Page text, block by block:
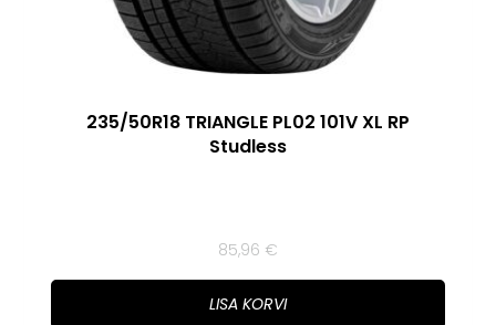
235/50R18 TRIANGLE PL02 101V XL RP
Studless
85,96 €
LISA KORVI